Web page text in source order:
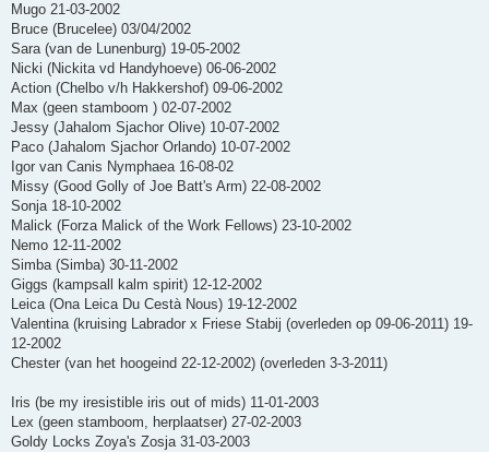
Mugo 21-03-2002
Bruce (Brucelee) 03/04/2002
Sara (van de Lunenburg) 19-05-2002
Nicki (Nickita vd Handyhoeve) 06-06-2002
Action (Chelbo v/h Hakkershof) 09-06-2002
Max (geen stamboom ) 02-07-2002
Jessy (Jahalom Sjachor Olive) 10-07-2002
Paco (Jahalom Sjachor Orlando) 10-07-2002
Igor van Canis Nymphaea 16-08-02
Missy (Good Golly of Joe Batt's Arm) 22-08-2002
Sonja 18-10-2002
Malick (Forza Malick of the Work Fellows) 23-10-2002
Nemo 12-11-2002
Simba (Simba) 30-11-2002
Giggs (kampsall kalm spirit) 12-12-2002
Leica (Ona Leica Du Cestà Nous) 19-12-2002
Valentina (kruising Labrador x Friese Stabij (overleden op 09-06-2011) 19-
12-2002
Chester (van het hoogeind 22-12-2002) (overleden 3-3-2011)
Iris (be my iresistible iris out of mids) 11-01-2003
Lex (geen stamboom, herplaatser) 27-02-2003
Goldy Locks Zoya's Zosja 31-03-2003